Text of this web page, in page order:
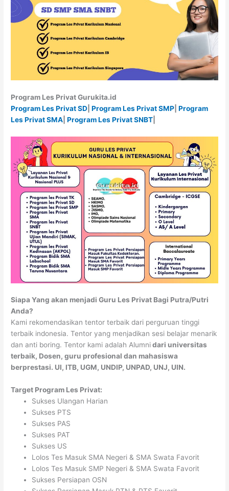
Program Les Privat Gurukita.id
Program Les Privat SD |Program Les Privat SMP |Program
Les Privat SMA |Program Les Privat SNBT
Siapa Yang akan menjadi Guru Les Privat Bagi Putra/Putri
Anda?
Kami rekomendasikan tentor terbaik dari perguruan tinggi
terbaik indonesia. Tentor yang menjadikan sesi belajar menarik
dan anti boring. Tentor kami adalah Alumnidari universitas
terbaik, Dosen, guru profesional dan mahasiswa
berprestasi. UI, ITB, UGM, UNDIP, UNPAD, UNJ, UIN.
Target Program Les Privat:
Sukses Ulangan Harian
Sukses PTS
Sukses PAS
Sukses PAT
Sukses US
Lolos Tes Masuk SMA Negeri & SMA Swata Favorit
Lolos Tes Masuk SMP Negeri & SMA Swata Favorit
Sukses Persiapan OSN